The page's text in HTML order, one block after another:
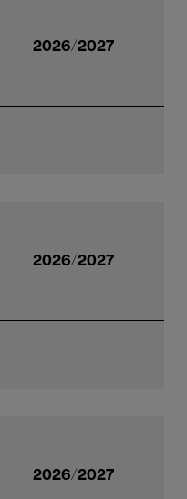
2026/2027
2026/2027
2026/2027